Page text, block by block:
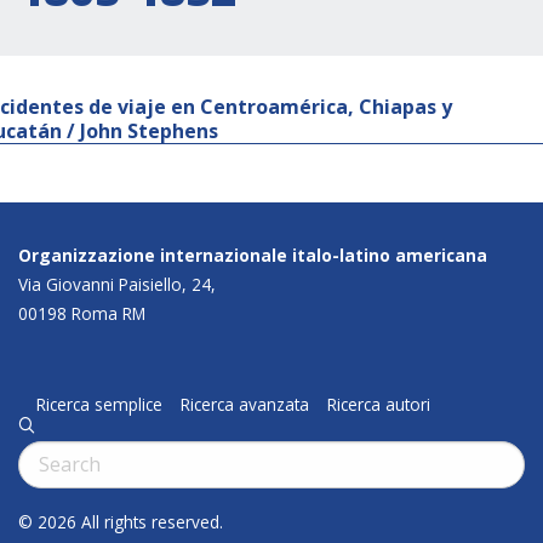
de viaje en Centroamérica, Chiapas y
/ John Stephens
Organizzazione internazionale italo-latino americana
Via Giovanni Paisiello, 24,
00198 Roma RM
Ricerca semplice Ricerca avanzata Ricerca autori
q
Cerca:
© 2026 All rights reserved.